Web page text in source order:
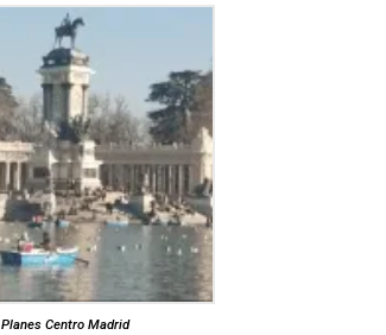
Planes Centro Madrid